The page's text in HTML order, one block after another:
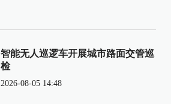
智能无人巡逻车开展城市路面交管巡
检
2026-08-05 14:48